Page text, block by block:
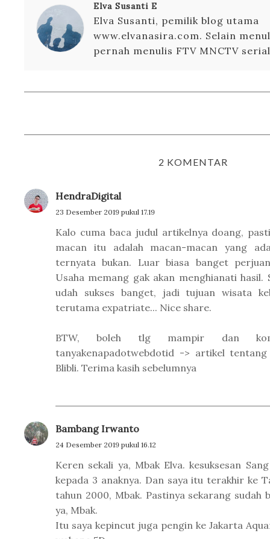
Elva Susanti E
Elva Susanti, pemilik blog utama
www.elvanasira.com. Selain
pernah menulis FTV MNCTV
2 KOMENTAR
HendraDigital
23 Desember 2019 pukul 17.19
Kalo cuma baca judul artikelnya doang,
macan itu adalah macan-macan yang
ternyata bukan. Luar biasa banget
Usaha memang gak akan menghianati hasil.
udah sukses banget, jadi tujuan wisata
terutama expatriate... Nice share.
BTW, boleh tlg mampir dan
tanyakenapadotwebdotid -> artikel
Blibli. Terima kasih sebelumnya
Bambang Irwanto
24 Desember 2019 pukul 16.12
Keren sekali ya, Mbak Elva. kesuksesan
kepada 3 anaknya. Dan saya itu terakhir ke
tahun 2000, Mbak. Pastinya sekarang sudah
ya, Mbak.
Itu saya kepincut juga pengin ke Jakarta